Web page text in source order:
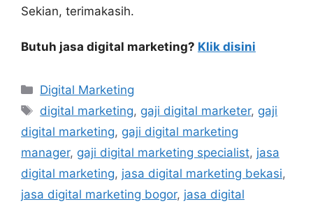
Sekian, terimakasih.
Butuh jasa digital marketing? Klik disini
Digital Marketing
digital marketing, gaji digital marketer, gaji
digital marketing, gaji digital marketing
manager, gaji digital marketing specialist, jasa
digital marketing, jasa digital marketing bekasi,
jasa digital marketing bogor, jasa digital